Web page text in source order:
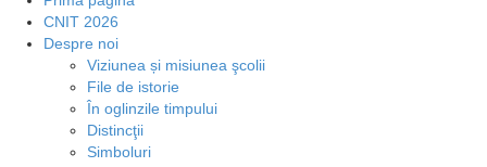
CNIT 2026
Despre noi
Viziunea și misiunea şcolii
File de istorie
În oglinzile timpului
Distincţii
Simboluri